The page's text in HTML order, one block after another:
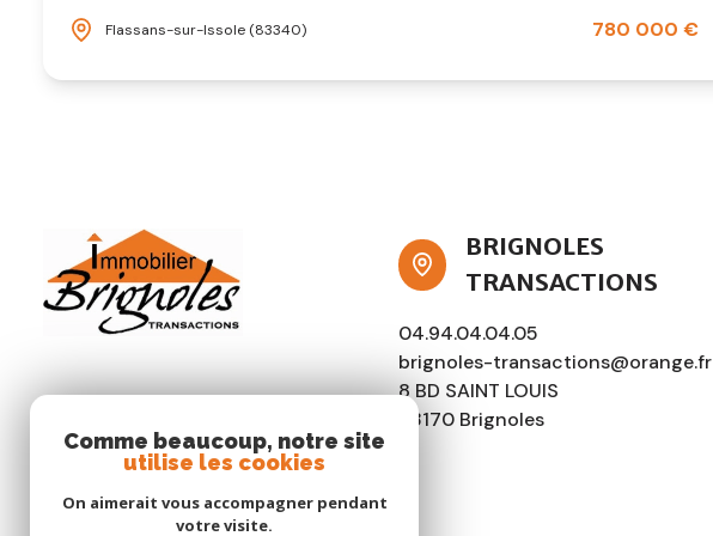
Flassans-sur-Issole (83340) 780 000 €
BRIGNOLES
TRANSACTIONS
04.94.04.04.05
brignoles-transactions@orange.fr
8 BD SAINT LOUIS
83170 Brignoles
Comme beaucoup, notre site
utilise les cookies
On aimerait vous accompagner pendant
votre visite.